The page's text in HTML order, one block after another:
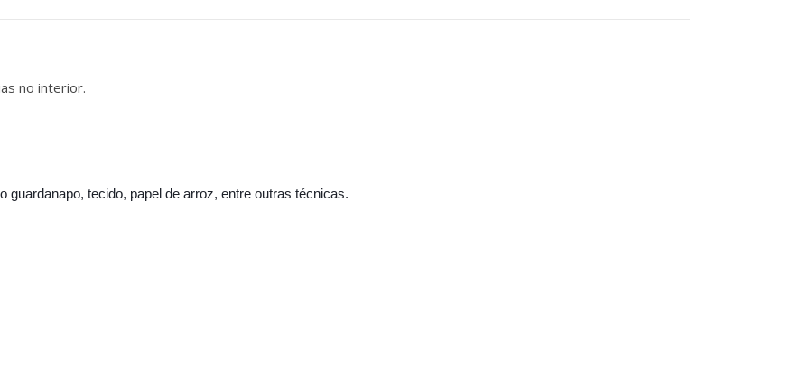
no interior.
tecido, papel de arroz, entre outras técnicas.